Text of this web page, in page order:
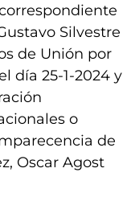
Silvestre
de Unión por
día 25-1-2024 y
o
de
Oscar Agost